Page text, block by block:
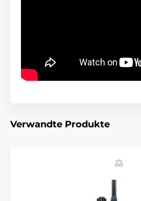
Dogtra 4500 Edge
tags und nachts
Dogtra 4500 Edge
hochwertiges
für den Hund kein
und hält sehr gut am Hals.
Verwandte Produkte